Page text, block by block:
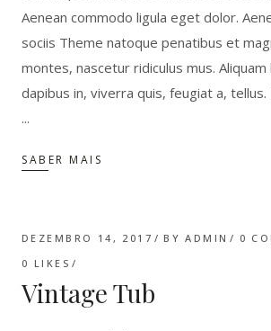
Aenean commodo ligula eget dolor.
sociis Theme natoque penatibus et
montes, nascetur ridiculus mus.
dapibus in, viverra quis, feugiat a,
SABER MAIS
DEZEMBRO 14, 2017 BYADMIN
0
0 LIKES
Vintage Tub